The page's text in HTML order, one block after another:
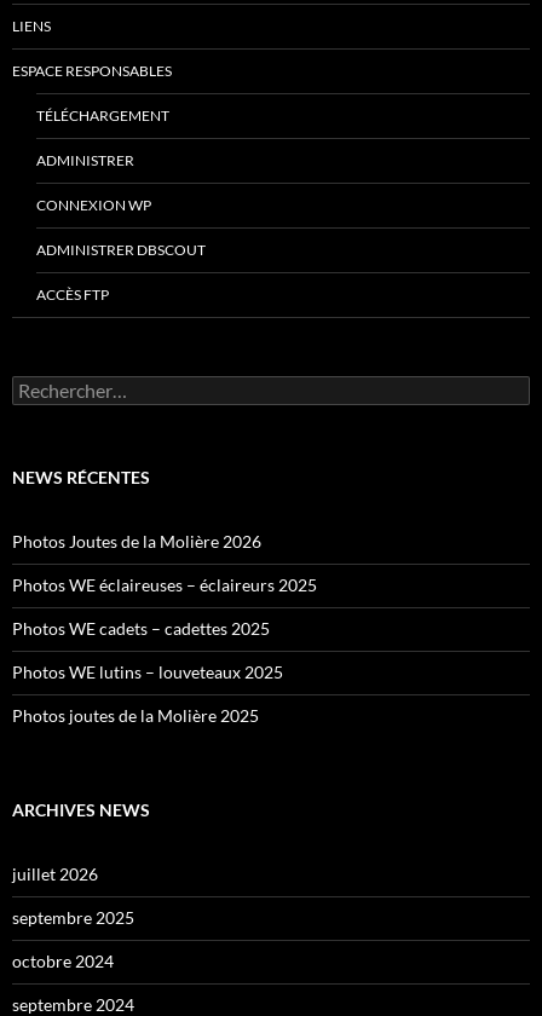
LIENS
ESPACE RESPONSABLES
TÉLÉCHARGEMENT
ADMINISTRER
CONNEXION WP
ADMINISTRER DBSCOUT
ACCÈS FTP
Rechercher :
NEWS RÉCENTES
Photos Joutes de la Molière 2026
Photos WE éclaireuses – éclaireurs 2025
Photos WE cadets – cadettes 2025
Photos WE lutins – louveteaux 2025
Photos joutes de la Molière 2025
ARCHIVES NEWS
juillet 2026
septembre 2025
octobre 2024
septembre 2024